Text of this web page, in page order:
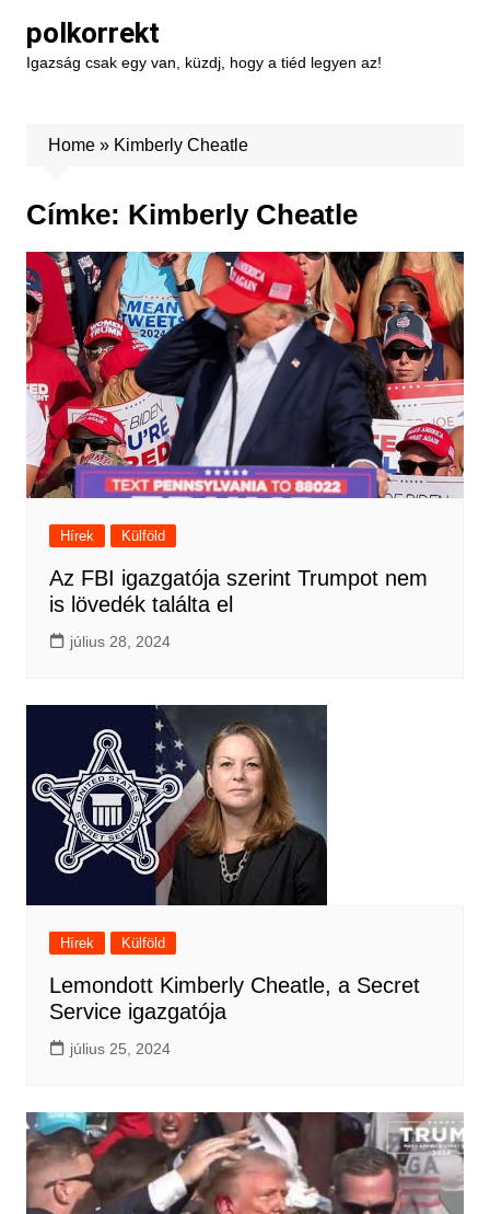
content
polkorrekt
Igazság csak egy van, küzdj, hogy a tiéd legyen az!
Home» Kimberly Cheatle
Címke: Kimberly Cheatle
Hírek Külföld
Az FBI igazgatója szerint Trumpot nem
is lövedék találta el
július 28, 2024
Hírek Külföld
Lemondott Kimberly Cheatle, a Secret
Service igazgatója
július 25, 2024